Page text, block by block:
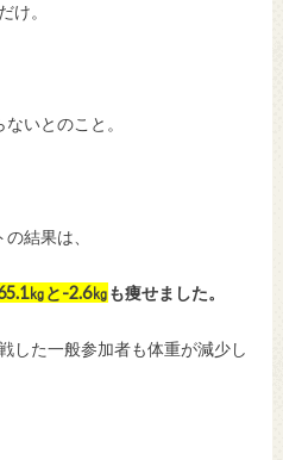
け。
いとのこと。
結果は、
㎏と-2.6㎏も痩せました。
した一般参加者も体重が減少し